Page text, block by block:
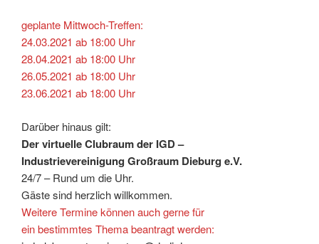
geplante Mittwoch-Treffen:
24.03.2021 ab 18:00 Uhr
28.04.2021 ab 18:00 Uhr
26.05.2021 ab 18:00 Uhr
23.06.2021 ab 18:00 Uhr
Darüber hinaus gilt:
Der virtuelle Clubraum der IGD –
Industrievereinigung Großraum Dieburg e.V.
24/7 – Rund um die Uhr.
Gäste sind herzlich willkommen.
Weitere Termine können auch gerne für
ein bestimmtes Thema beantragt werden: